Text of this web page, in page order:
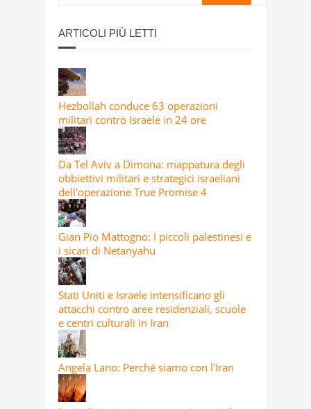
ARTICOLI PIÙ LETTI
Hezbollah conduce 63 operazioni
militari contro Israele in 24 ore
Da Tel Aviv a Dimona: mappatura degli
obbiettivi militari e strategici israeliani
dell'operazione True Promise 4
Gian Pio Mattogno: I piccoli palestinesi e
i sicari di Netanyahu
Stati Uniti e Israele intensificano gli
attacchi contro aree residenziali, scuole
e centri culturali in Iran
Angela Lano: Perché siamo con l'Iran